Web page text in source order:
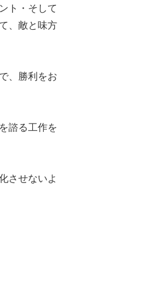
ト・そして
、敵と味方
、勝利をお
諮る工作を
させないよ